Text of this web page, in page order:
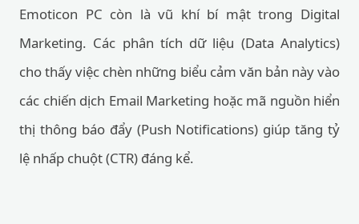
Emoticon PC còn là vũ khí bí mật trong Digital
Marketing. Các phân tích dữ liệu (Data Analytics)
cho thấy việc chèn những biểu cảm văn bản này vào
các chiến dịch Email Marketing hoặc mã nguồn hiển
thị thông báo đẩy (Push Notifications) giúp tăng tỷ
lệ nhấp chuột (CTR) đáng kể.